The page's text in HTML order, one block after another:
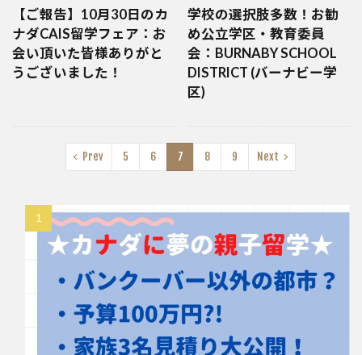
【ご報告】10月30日のカ
ナダCAIS留学フェア：お
会い頂いた皆様ありがと
うございました！
学校の選択肢多数！お勧
め公立学区・教育委員
会：BURNABY SCHOOL
DISTRICT (バーナビー学
区)
Prev 5 6 7 8 9 Next